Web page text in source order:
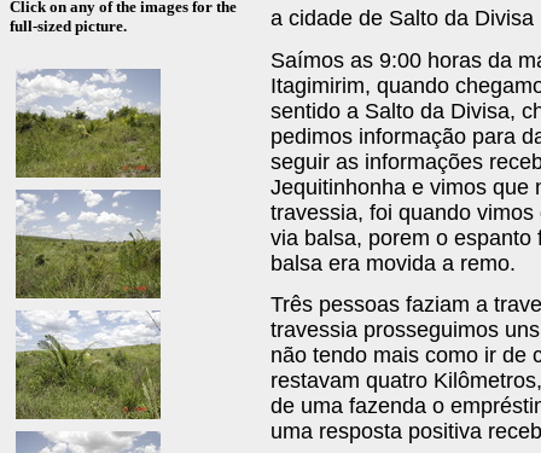
Click on any of the images for the
full-sized picture.
a cidade de Salto da
Saímos as 9:00 horas da
Itagimirim, quando
sentido a Salto da Divisa,
pedimos informação para
seguir as informações
Jequitinhonha e vimos que
travessia, foi quando
via balsa, porem o
balsa era movida a remo.
Três pessoas faziam a
travessia prosseguimos
não tendo mais como ir de
restavam quatro
de uma fazenda o
uma resposta positiva